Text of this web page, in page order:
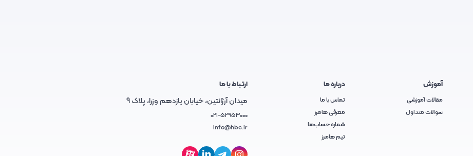
آموزش
مقالات آموزشی
سوالات متداول
درباره ما
تماس با ما
معرفی هامرز
شماره حساب‌ها
تیم هامرز
ارتباط با ما
میدان آرژانتین، خیابان یازدهم وزرا، پلاک 9
021-52953000
info@hbc.ir